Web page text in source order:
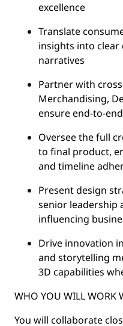
excellence
Translate
insights into
narratives
Partner with
Merchandising,
ensure end-to-
Oversee the full
to final product,
and timeline
Present design
senior leadership
influencing
Drive innovation
and storytelling
3D capabilities
WHO YOU WILL WORK
You will collaborate